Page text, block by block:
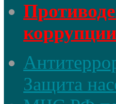
коррупции
Защита